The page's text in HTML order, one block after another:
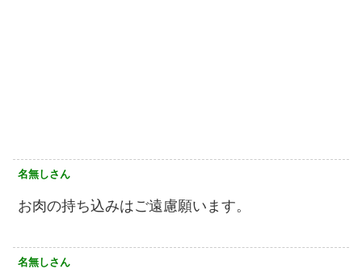
名無しさん
お肉の持ち込みはご遠慮願います。
名無しさん